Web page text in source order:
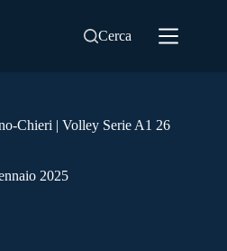
Cerca
Chieri | Volley Serie A1 26
2025